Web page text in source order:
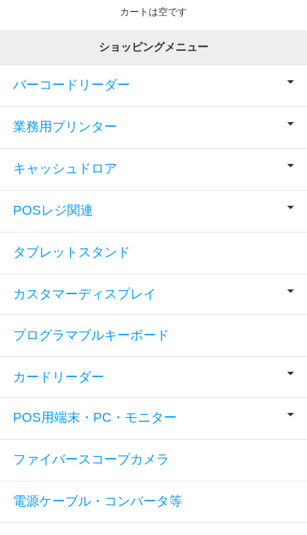
カートは空です
ショッピングメニュー
バーコードリーダー
業務用プリンター
キャッシュドロア
POSレジ関連
タブレットスタンド
カスタマーディスプレイ
プログラマブルキーボード
カードリーダー
POS用端末・PC・モニター
ファイバースコープカメラ
電源ケーブル・コンバータ等